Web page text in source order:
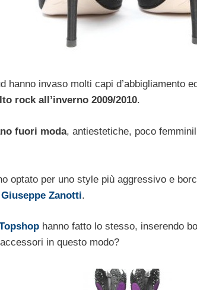
hanno invaso molti capi d’abbigliamento
rock all’inverno 2009/2010.
fuori moda, antiestetiche, poco
optato per uno style più aggressivo e
Giuseppe Zanotti.
hanno fatto lo stesso, inserendo
in questo modo?